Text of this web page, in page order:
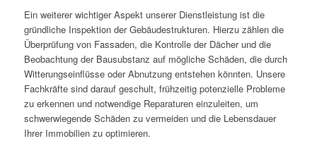
Ein weiterer wichtiger Aspekt unserer Dienstleistung ist die
gründliche Inspektion der Gebäudestrukturen. Hierzu zählen die
Überprüfung von Fassaden, die Kontrolle der Dächer und die
Beobachtung der Bausubstanz auf mögliche Schäden, die durch
Witterungseinflüsse oder Abnutzung entstehen könnten. Unsere
Fachkräfte sind darauf geschult, frühzeitig potenzielle Probleme
zu erkennen und notwendige Reparaturen einzuleiten, um
schwerwiegende Schäden zu vermeiden und die Lebensdauer
Ihrer Immobilien zu optimieren.